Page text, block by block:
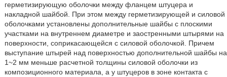
герметизирующую оболочки между фланцем штуцера и
накладной шайбой. При этом между герметизирующей и силовой
оболочками установлены дополнительные шайбы с плоскими
участками на внутреннем диаметре и заостренными штырями на
поверхности, соприкасающейся с силовой оболочкой. Причем
выступание штырей над поверхностью дополнительной шайбы на
1~2 мм меньше расчетной толщины силовой оболочки из
композиционного материала, а у штуцеров в зоне контакта с